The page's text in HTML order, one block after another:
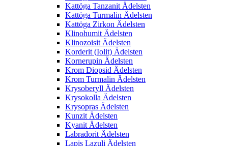
Kattöga Tanzanit Ädelsten
Kattöga Turmalin Ädelsten
Kattöga Zirkon Ädelsten
Klinohumit Ädelsten
Klinozoisit Ädelsten
Korderit (Iolit) Ädelsten
Kornerupin Ädelsten
Krom Diopsid Ädelsten
Krom Turmalin Ädelsten
Krysoberyll Ädelsten
Krysokolla Ädelsten
Krysopras Ädelsten
Kunzit Ädelsten
Kyanit Ädelsten
Labradorit Ädelsten
Lapis Lazuli Ädelsten